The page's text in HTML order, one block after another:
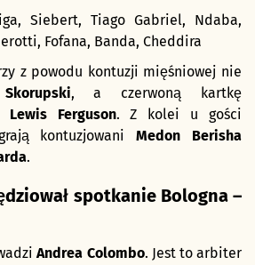
Siebert, Tiago Gabriel, Ndaba,
Fofana, Banda, Cheddira
z powodu kontuzji mięśniowej nie
, a czerwoną kartkę
Lewis Ferguson. Z kolei u gości
kontuzjowaniMedon Berisha
.
spotkanie Bologna –
Andrea Colombo. Jest to arbiter